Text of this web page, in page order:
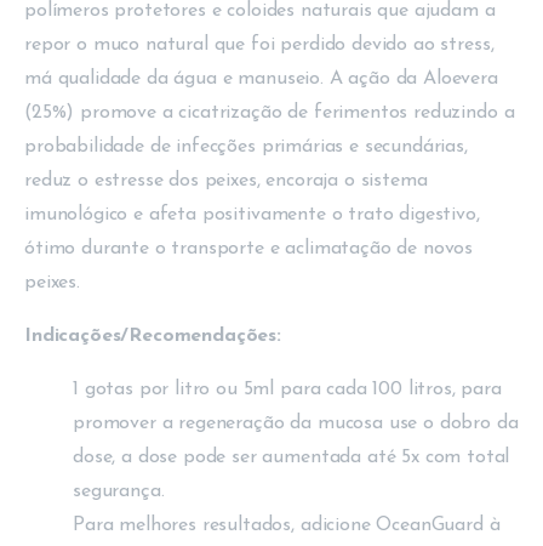
polímeros protetores e coloides naturais que ajudam a
repor o muco natural que foi perdido devido ao stress,
má qualidade da água e manuseio. A ação da Aloevera
(25%) promove a cicatrização de ferimentos reduzindo a
probabilidade de infecções primárias e secundárias,
reduz o estresse dos peixes, encoraja o sistema
imunológico e afeta positivamente o trato digestivo,
ótimo durante o transporte e aclimatação de novos
peixes.
Indicações/Recomendações:
1 gotas por litro ou 5ml para cada 100 litros, para
promover a regeneração da mucosa use o dobro da
dose, a dose pode ser aumentada até 5x com total
segurança.
Para melhores resultados, adicione OceanGuard à